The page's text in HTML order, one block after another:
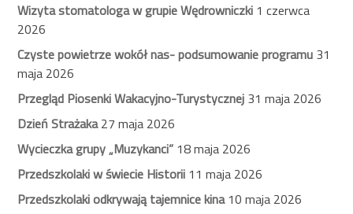
Wizyta stomatologa w grupie Wędrowniczki 1 czerwca
2026
Czyste powietrze wokół nas- podsumowanie programu 31
maja 2026
Przegląd Piosenki Wakacyjno-Turystycznej 31 maja 2026
Dzień Strażaka27 maja 2026
Wycieczka grupy „Muzykanci” 18 maja 2026
Przedszkolaki w świecie Historii 11 maja 2026
Przedszkolaki odkrywają tajemnice kina10 maja 2026